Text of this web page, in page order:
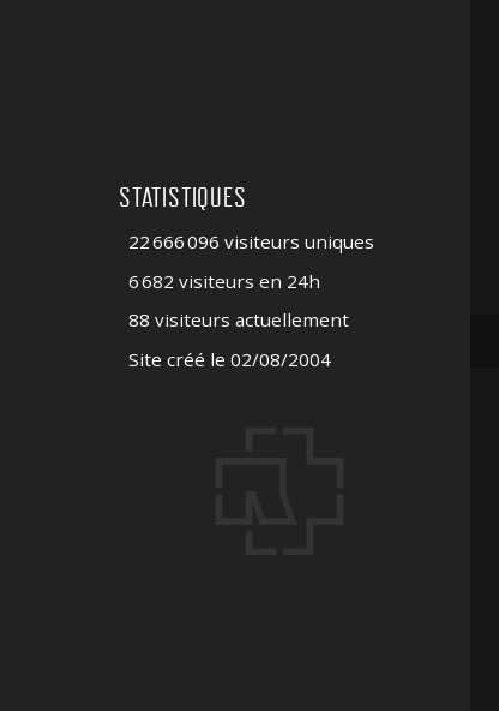
STATISTIQUES
22 666 096 visiteurs uniques
6 682 visiteurs en 24h
88 visiteurs actuellement
Site créé le 02/08/2004